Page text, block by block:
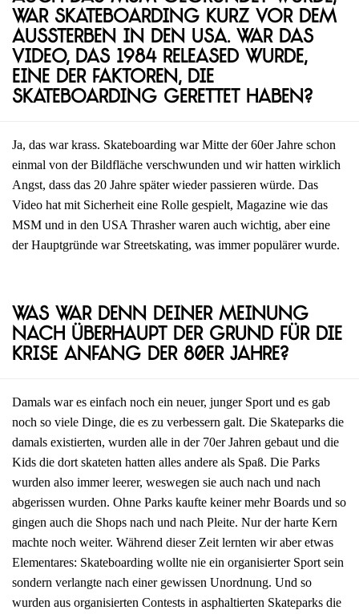
war Skateboarding kurz vor dem
Aussterben in den USA. War das
Video, das 1984 released wurde,
eine der Faktoren, die
Skateboarding gerettet haben?
Ja, das war krass. Skateboarding war Mitte der 60er Jahre schon
einmal von der Bildfläche verschwunden und wir hatten wirklich
Angst, dass das 20 Jahre später wieder passieren würde. Das
Video hat mit Sicherheit eine Rolle gespielt, Magazine wie das
MSM und in den USA Thrasher waren auch wichtig, aber eine
der Hauptgründe war Streetskating, was immer populärer wurde.
Was war denn deiner Meinung
nach überhaupt der Grund für die
Krise Anfang der 80er Jahre?
Damals war es einfach noch ein neuer, junger Sport und es gab
noch so viele Dinge, die es zu verbessern galt. Die Skateparks die
damals existierten, wurden alle in der 70er Jahren gebaut und die
Kids die dort skateten hatten alles andere als Spaß. Die Parks
wurden also immer leerer, weswegen sie auch nach und nach
abgerissen wurden. Ohne Parks kaufte keiner mehr Boards und so
gingen auch die Shops nach und nach Pleite. Nur der harte Kern
machte noch weiter. Während dieser Zeit lernten wir aber etwas
Elementares: Skateboarding wollte nie ein organisierter Sport sein
sondern verlangte nach einer gewissen Unordnung. Und so
wurden aus organisierten Contests in asphaltierten Skateparks die